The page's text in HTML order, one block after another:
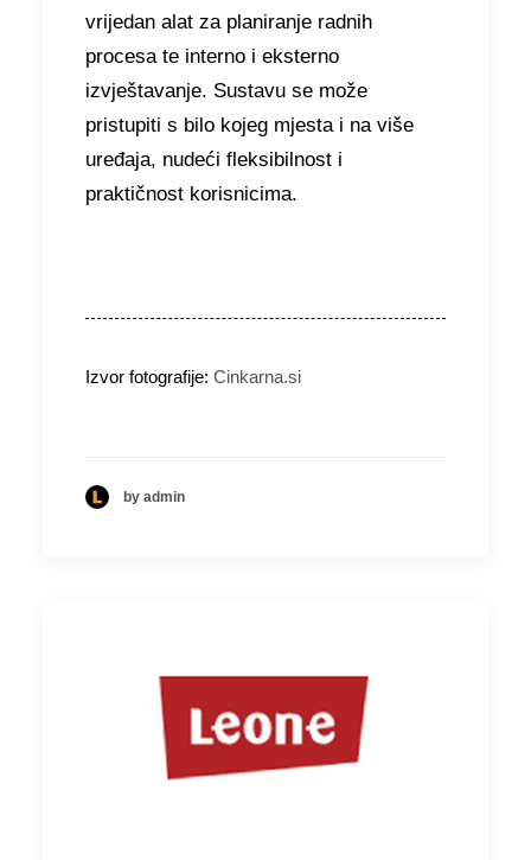
vrijedan alat za planiranje radnih
procesa te interno i eksterno
izvještavanje. Sustavu se može
pristupiti s bilo kojeg mjesta i na više
uređaja, nudeći fleksibilnost i
praktičnost korisnicima.
Izvor fotografije: Cinkarna.si
by admin